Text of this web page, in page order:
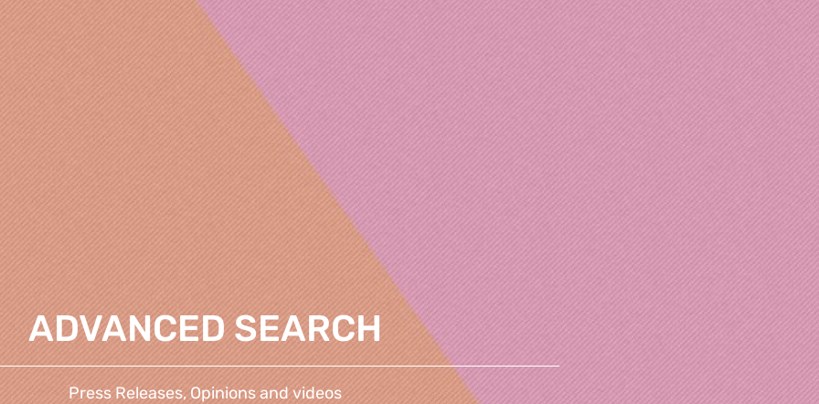
ADVANCED SEARCH
Press Releases, Opinions and videos